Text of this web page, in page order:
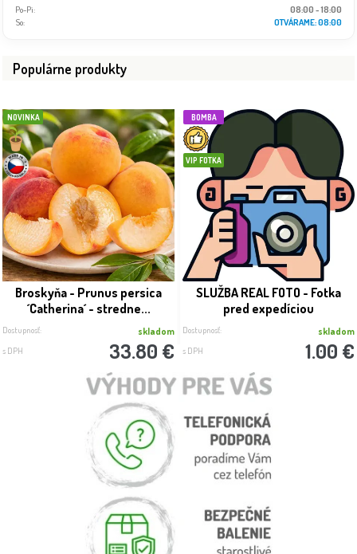
Po-Pi:
08:00 - 18:00
So:
OTVÁRAME: 08:00
Populárne produkty
NOVINKA
Broskyňa - Prunus persica
´Catherina´ - stredne...
Dostupnosť: skladom
s DPH 33.80 €
BOMBA
VIP FOTKA
SLUŽBA REAL FOTO - Fotka
pred expedíciou
Dostupnosť: skladom
s DPH 1.00 €